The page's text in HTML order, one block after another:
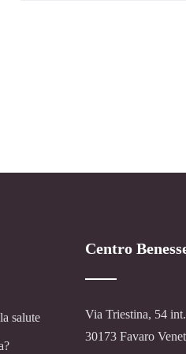
salute
Centro
Via Triestina, 54
30173 Favaro